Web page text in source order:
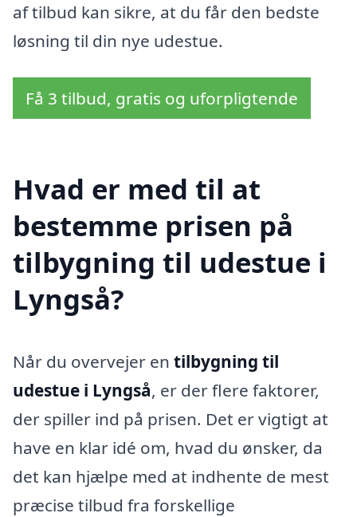
af tilbud kan sikre, at du får den bedste
løsning til din nye udestue.
Få 3 tilbud, gratis og uforpligtende
Hvad er med til at
bestemme prisen på
tilbygning til udestue i
Lyngså?
Når du overvejer en tilbygning til
udestue i Lyngså, er der flere faktorer,
der spiller ind på prisen. Det er vigtigt at
have en klar idé om, hvad du ønsker, da
det kan hjælpe med at indhente de mest
præcise tilbud fra forskellige